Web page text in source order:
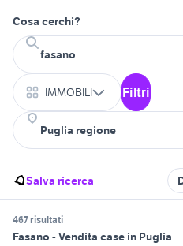
Cosa cerchi?
IMMOBILI Filtri
Salva ricerca
467 risultati
Fasano - Vendita case in Puglia